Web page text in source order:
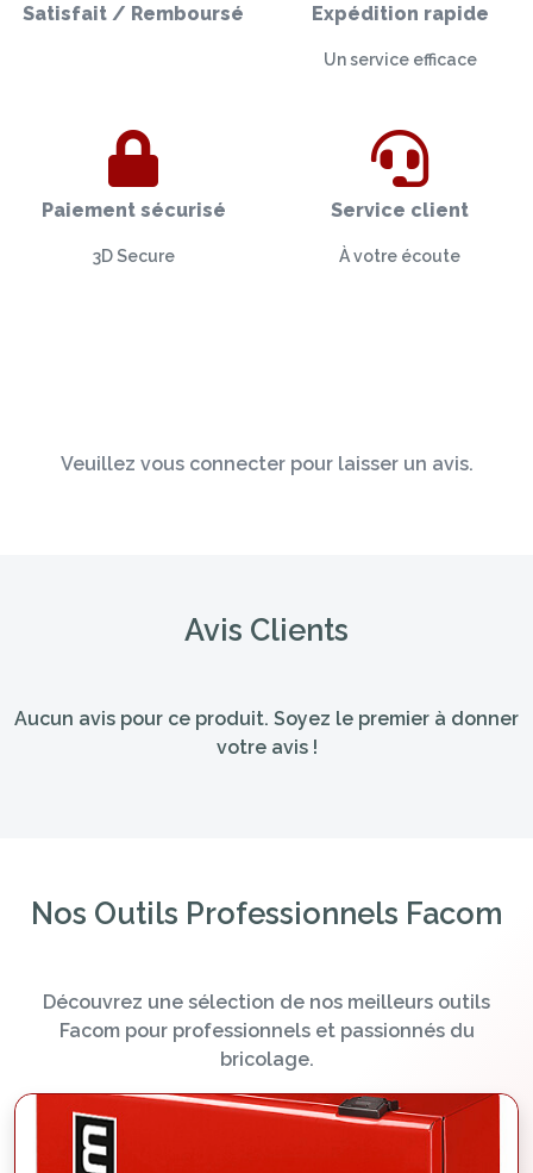
Satisfait / Remboursé Expédition rapide
Un service efficace
Paiement sécurisé
3D Secure
Service client
À votre écoute
Veuillez vous connecter pour laisser un avis.
Avis Clients
Aucun avis pour ce produit. Soyez le premier à donner
votre avis !
Nos Outils Professionnels Facom
Découvrez une sélection de nos meilleurs outils
Facom pour professionnels et passionnés du
bricolage.